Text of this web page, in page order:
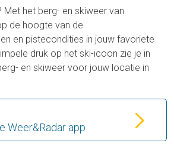
Met het berg- en skiweer van
de hoogte van de
en pistecondities in jouw favoriete
druk op het ski-icoon zie je in
en skiweer voor jouw locatie in
Weer&Radar app